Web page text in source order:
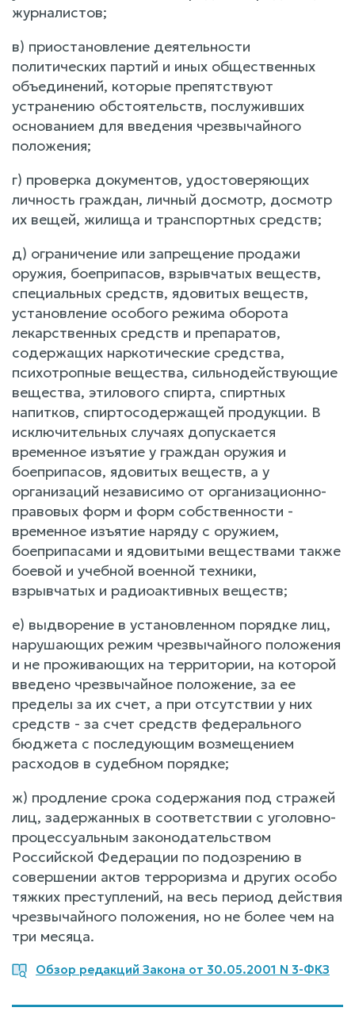
журналистов;
в) приостановление деятельности
политических партий и иных общественных
объединений, которые препятствуют
устранению обстоятельств, послуживших
основанием для введения чрезвычайного
положения;
г) проверка документов, удостоверяющих
личность граждан, личный досмотр, досмотр
их вещей, жилища и транспортных средств;
д) ограничение или запрещение продажи
оружия, боеприпасов, взрывчатых веществ,
специальных средств, ядовитых веществ,
установление особого режима оборота
лекарственных средств и препаратов,
содержащих наркотические средства,
психотропные вещества, сильнодействующие
вещества, этилового спирта, спиртных
напитков, спиртосодержащей продукции. В
исключительных случаях допускается
временное изъятие у граждан оружия и
боеприпасов, ядовитых веществ, а у
организаций независимо от организационно-
правовых форм и форм собственности -
временное изъятие наряду с оружием,
боеприпасами и ядовитыми веществами также
боевой и учебной военной техники,
взрывчатых и радиоактивных веществ;
е) выдворение в установленном порядке лиц,
нарушающих режим чрезвычайного положения
и не проживающих на территории, на которой
введено чрезвычайное положение, за ее
пределы за их счет, а при отсутствии у них
средств - за счет средств федерального
бюджета с последующим возмещением
расходов в судебном порядке;
ж) продление срока содержания под стражей
лиц, задержанных в соответствии с уголовно-
процессуальным законодательством
Российской Федерации по подозрению в
совершении актов терроризма и других особо
тяжких преступлений, на весь период действия
чрезвычайного положения, но не более чем на
три месяца.
Обзор редакций Закона от 30.05.2001 N 3-ФКЗ